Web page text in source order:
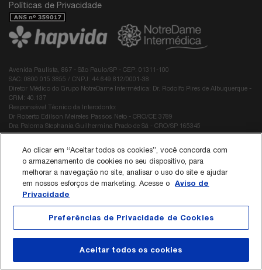
Políticas de Privacidade
Avenida Paulista, 867 - São Paulo/SP - CEP: 01311-100
SAC: 0800 015 3855 / CNPJ: 44.649.812/0001-38
Diretor Médico do Grupo NotreDame Intermédica: Dr. Rodolfo Pires de Albuquerque -
CRM: 40.137
Responsável Técnico da Interodonto:
Dr Roberto Edilson Meireles Passos Neto - CRO/CE 3789
Dra Paloma Stephania Guilhermina Prado de Sá - CRO/SP 165345
Política de Cookies
Ao clicar em “Aceitar todos os cookies”, você concorda com
o armazenamento de cookies no seu dispositivo, para
melhorar a navegação no site, analisar o uso do site e ajudar
em nossos esforços de marketing. Acesse o
Aviso de
Privacidade
Preferências de Privacidade de Cookies
Aceitar todos os cookies